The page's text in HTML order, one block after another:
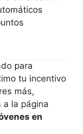
para
tu incentivo
más,
a la página
en